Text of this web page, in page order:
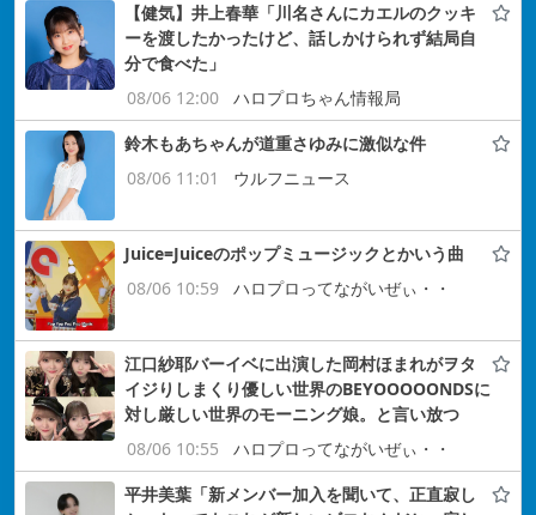
【健気】井上春華「川名さんにカエルのクッキ
ーを渡したかったけど、話しかけられず結局自
分で食べた」
08/06 12:00
ハロプロちゃん情報局
鈴木もあちゃんが道重さゆみに激似な件
08/06 11:01
ウルフニュース
Juice=Juiceのポップミュージックとかいう曲
08/06 10:59
ハロプロってながいぜぃ・・
江口紗耶バーイベに出演した岡村ほまれがヲタ
イジりしまくり優しい世界のBEYOOOOONDSに
対し厳しい世界のモーニング娘。と言い放つ
08/06 10:55
ハロプロってながいぜぃ・・
平井美葉「新メンバー加入を聞いて、正直寂し